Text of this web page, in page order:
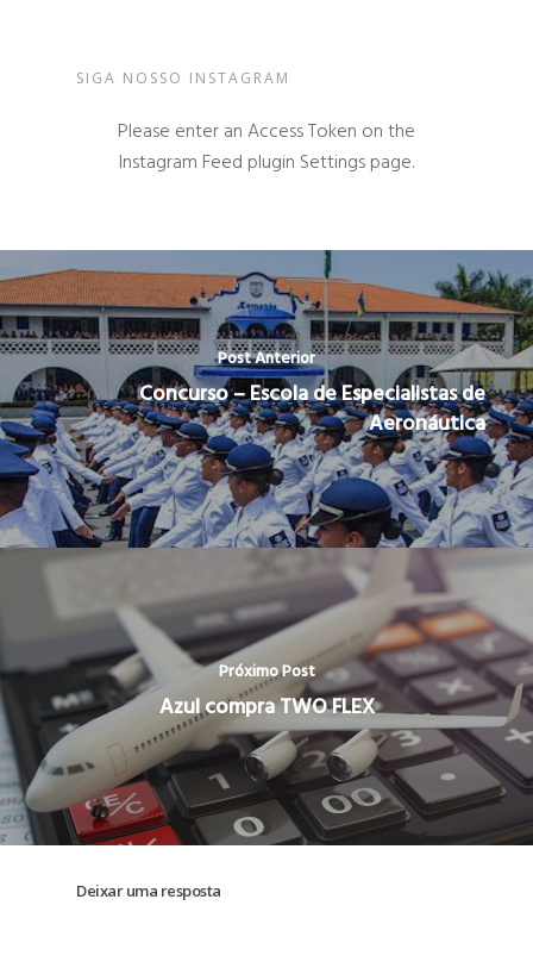
SIGA NOSSO INSTAGRAM
Please enter an Access Token on the
Instagram Feed plugin Settings page.
Post Anterior
Concurso – Escola de Especialistas de
Aeronáutica
Próximo Post
Azul compra TWO FLEX
Deixar uma resposta